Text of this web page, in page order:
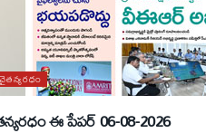
చైతన్యరధం
ఈ పేపర్ 06-08-2026